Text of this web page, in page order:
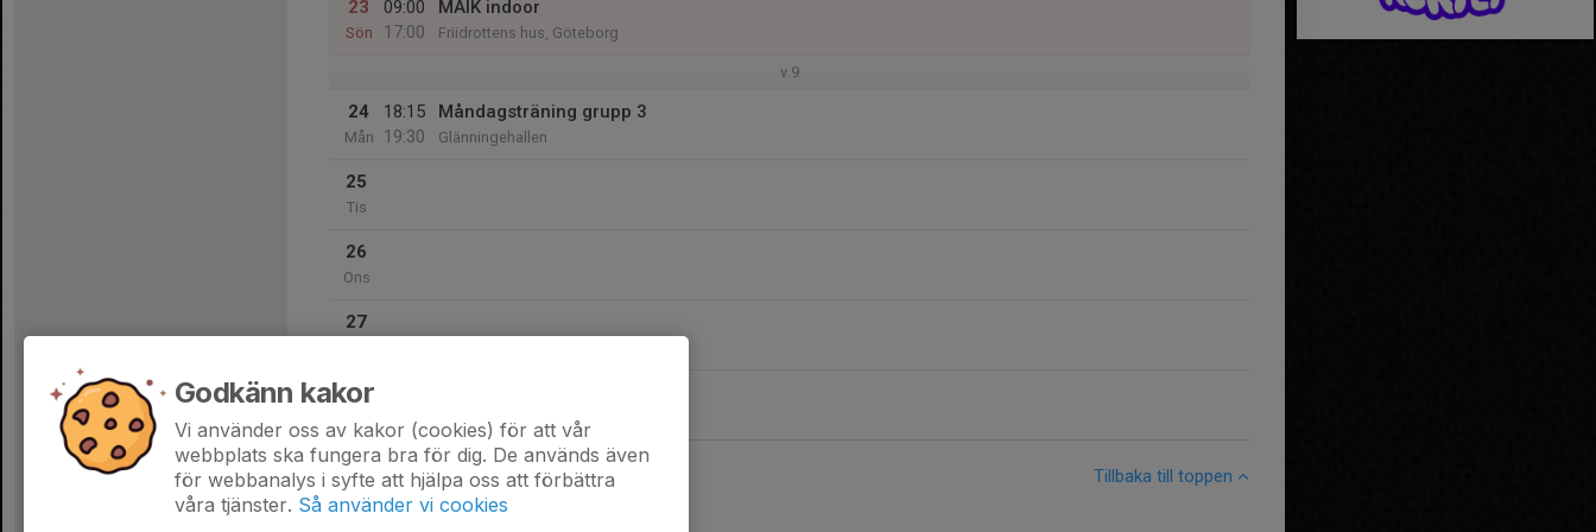
23
Sön
09:00
17:00
MAIK indoor
Friidrottens hus, Göteborg
v.9
24
Mån
18:15
19:30
Måndagsträning grupp 3
Glänningehallen
25
Tis
26
Ons
27
28
Tillbaka till toppen
Godkänn kakor
Vi använder oss av kakor (cookies) för att vår
webbplats ska fungera bra för dig. De används även
för webbanalys i syfte att hjälpa oss att förbättra
våra tjänster. Så använder vi cookies